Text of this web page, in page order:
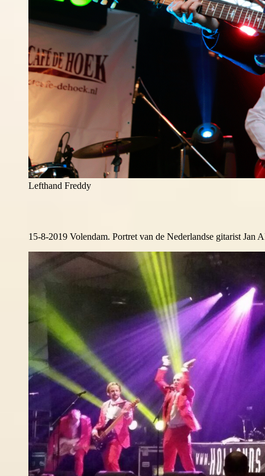
Lefthand Freddy
15-8-2019 Volendam. Portret van de Nederlandse gitarist Jan